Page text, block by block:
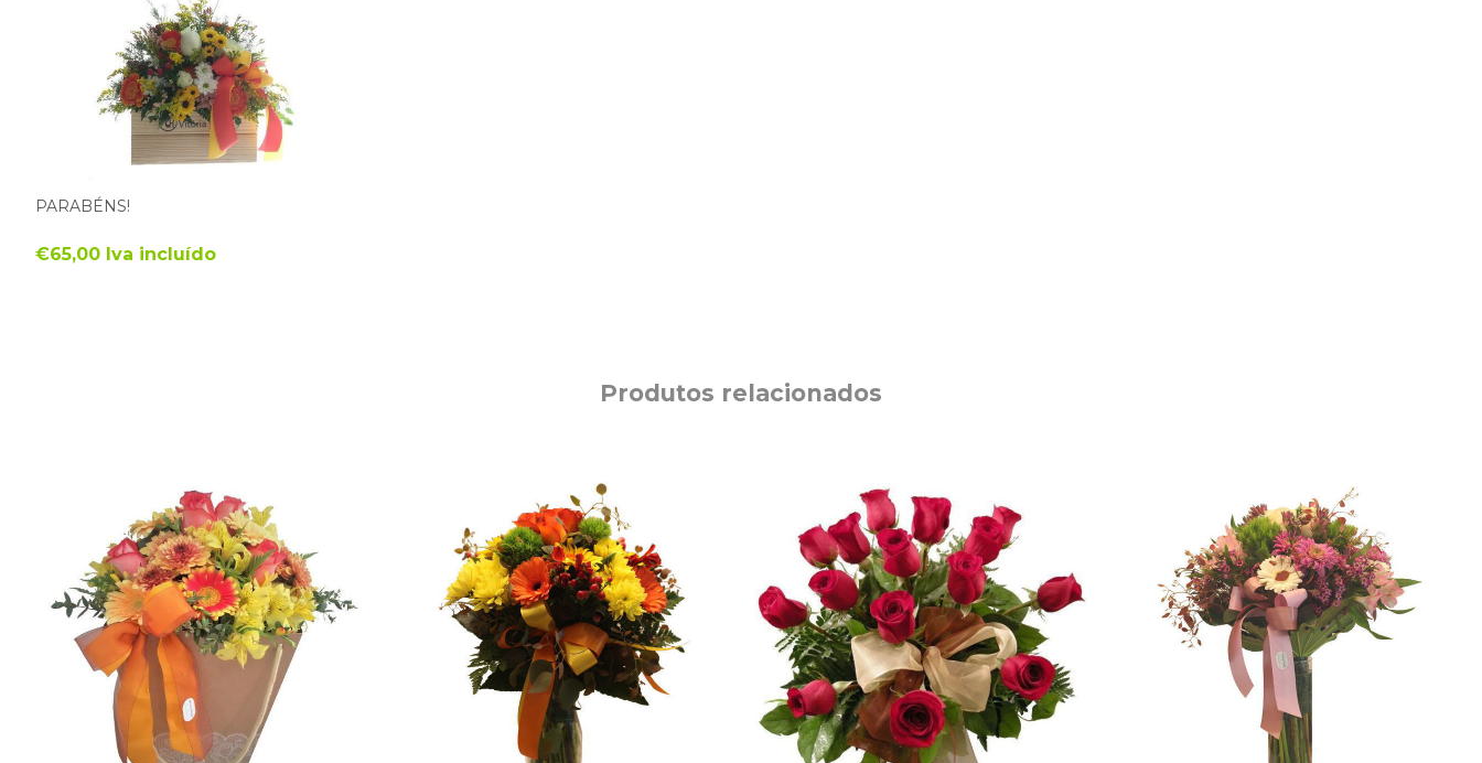
PARABÉNS!
€65,00 Iva incluído
Produtos relacionados